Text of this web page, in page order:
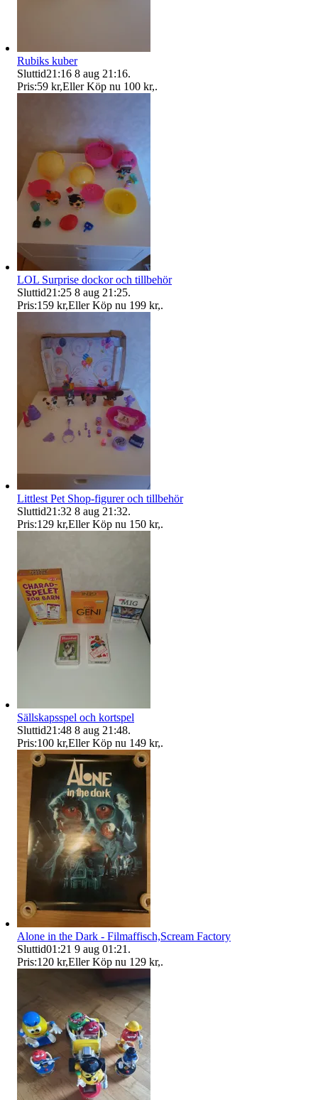
Rubiks kuber
Sluttid21:16 8 aug 21:16.
Pris:59 kr,Eller Köp nu 100 kr,.
LOL Surprise dockor och tillbehör
Sluttid21:25 8 aug 21:25.
Pris:159 kr,Eller Köp nu 199 kr,.
Littlest Pet Shop-figurer och tillbehör
Sluttid21:32 8 aug 21:32.
Pris:129 kr,Eller Köp nu 150 kr,.
Sällskapsspel och kortspel
Sluttid21:48 8 aug 21:48.
Pris:100 kr,Eller Köp nu 149 kr,.
Alone in the Dark - Filmaffisch,Scream Factory
Sluttid01:21 9 aug 01:21 .
Pris:120 kr,Eller Köp nu 129 kr,.